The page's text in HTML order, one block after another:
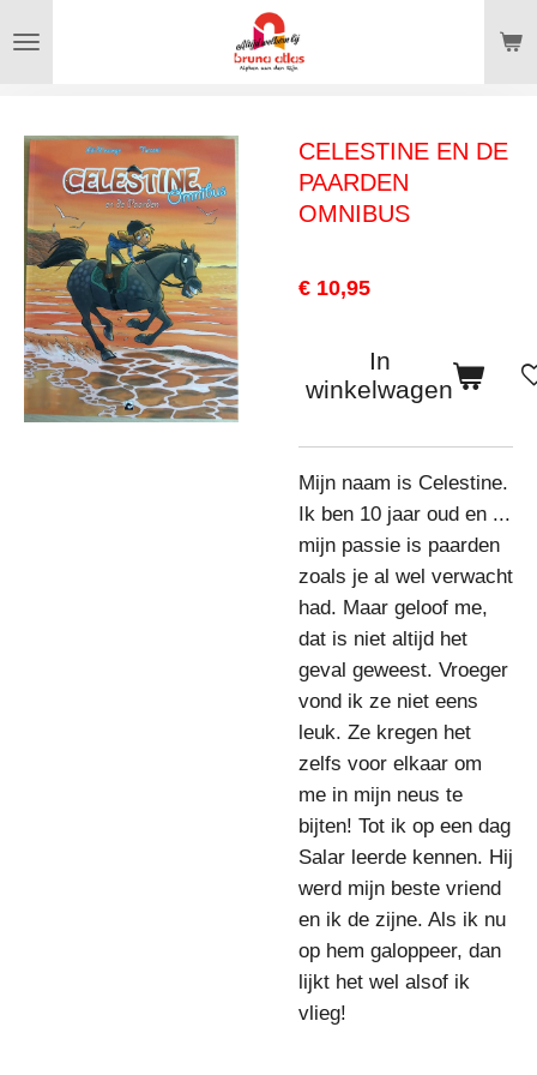
direct
hoofdinhoud
CELESTINE EN DE
PAARDEN
OMNIBUS
€ 10,95
In
winkelwagen
Mijn naam is Celestine.
Ik ben 10 jaar oud en ...
mijn passie is paarden
zoals je al wel verwacht
had. Maar geloof me,
dat is niet altijd het
geval geweest. Vroeger
vond ik ze niet eens
leuk. Ze kregen het
zelfs voor elkaar om
me in mijn neus te
bijten! Tot ik op een dag
Salar leerde kennen. Hij
werd mijn beste vriend
en ik de zijne. Als ik nu
op hem galoppeer, dan
lijkt het wel alsof ik
vlieg!